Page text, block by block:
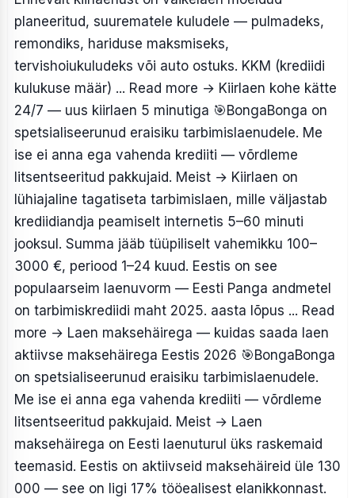
planeeritud, suurematele kuludele — pulmadeks,
remondiks, hariduse maksmiseks,
tervishoiukuludeks või auto ostuks. KKM (krediidi
kulukuse määr) ... Read more → Kiirlaen kohe kätte
24/7 — uus kiirlaen 5 minutiga 🎯BongaBonga on
spetsialiseerunud eraisiku tarbimislaenudele. Me
ise ei anna ega vahenda krediiti — võrdleme
litsentseeritud pakkujaid. Meist → Kiirlaen on
lühiajaline tagatiseta tarbimislaen, mille väljastab
krediidiandja peamiselt internetis 5–60 minuti
jooksul. Summa jääb tüüpiliselt vahemikku 100–
3000 €, periood 1–24 kuud. Eestis on see
populaarseim laenuvorm — Eesti Panga andmetel
on tarbimiskrediidi maht 2025. aasta lõpus ... Read
more → Laen maksehäirega — kuidas saada laen
aktiivse maksehäirega Eestis 2026 🎯BongaBonga
on spetsialiseerunud eraisiku tarbimislaenudele.
Me ise ei anna ega vahenda krediiti — võrdleme
litsentseeritud pakkujaid. Meist → Laen
maksehäirega on Eesti laenuturul üks raskemaid
teemasid. Eestis on aktiivseid maksehäireid üle 130
000 — see on ligi 17% tööealisest elanikkonnast.